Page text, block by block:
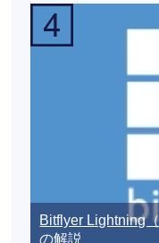
Bitflyer Lightning
の解説